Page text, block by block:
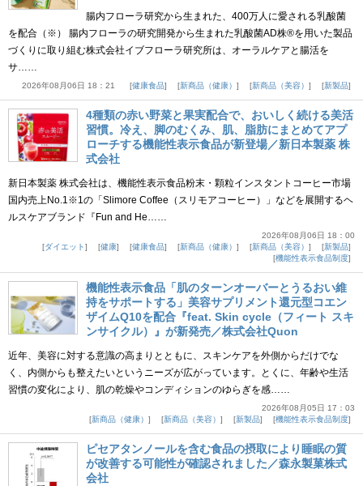
腸内フローラ研究から生まれた、400万人に愛される乳酸菌
を配合（※） 腸内フローラの研究開発から生まれた乳酸菌AD株®を用いた製品
づくりに取り組む株式会社イブフローラ研究所は、オーラルケアと腸活を
サ……
2026年08月06日 18：21 健康食品 新商品（健康） 新商品（美容） 新製品
4種類の赤い野菜と果実配合で、おいしく続ける美活
習慣。冷え、脚のむくみ、肌、脂肪にまとめてアプ
ローチする機能性表示食品が新登場／新日本製薬 株
式会社
新日本製薬 株式会社は、機能性表示食品粉末・顆粒インスタントコーヒー市場
国内売上No.1※1の「Slimore Coffee（スリモアコーヒー）」などを展開するヘ
ルスケアブランド『Fun and He……
2026年08月06日 18：00
ダイエット
健康 健康食品 新商品（健康） 新商品（美容）
新製品
機能性表示食品制度
機能性表示食品「肌のターンオーバーとうるおい維
持をサポートする」美容サプリメント還元型コエン
ザイムQ10を配合『feat. Skin cycle（フィート スキ
ンサイクル）』が新発売／株式会社Quon
近年、美容に対する意識の高まりとともに、スキンケアを外側からだけでな
く、内側からも整えたいというニーズが広がっています。とくに、年齢や生活
習慣の変化により、肌の乾燥やコンディションのゆらぎを感……
2026年08月05日 17：03
新商品（健康）
新商品（美容） 新製品 機能性表示食品制度
ピセアタンノールを含む食品の摂取により睡眠の質
が改善する可能性が確認されました／森永製菓株式
会社